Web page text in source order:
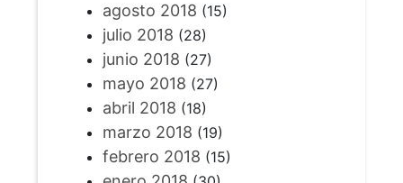
agosto 2018 (15)
julio 2018 (28)
junio 2018 (27)
mayo 2018 (27)
abril 2018 (18)
marzo 2018 (19)
febrero 2018 (15)